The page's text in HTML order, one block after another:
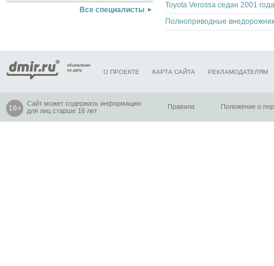
Все специалисты
Toyota Verossa седан 2001 года
О ПРОЕКТЕ КАРТА САЙТА РЕКЛАМОДАТЕЛЯМ
Сайт может содержать информацию
для лиц старше 16 лет
Правила Положение о